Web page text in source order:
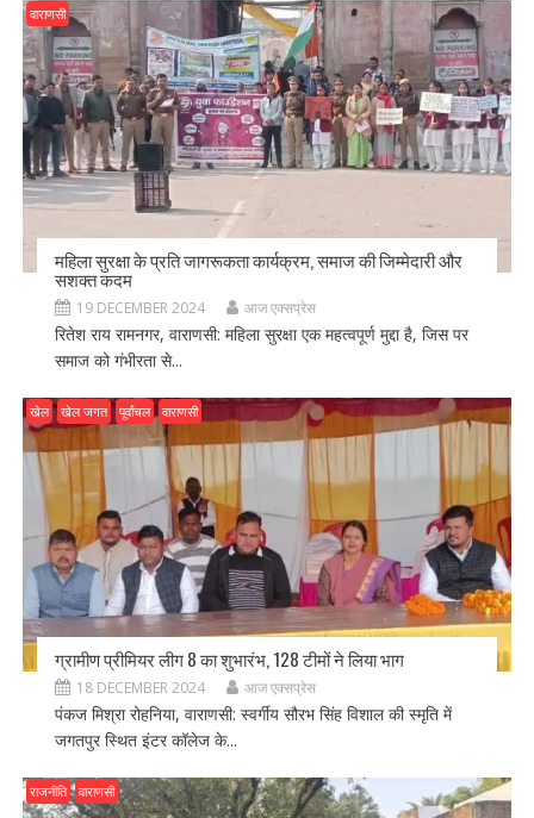
वाराणसी
महिला सुरक्षा के प्रति जागरूकता कार्यक्रम, समाज की जिम्मेदारी और
सशक्त कदम
19 DECEMBER 2024 आज एक्सप्रेस
रितेश राय रामनगर, वाराणसी: महिला सुरक्षा एक महत्वपूर्ण मुद्दा है, जिस पर
समाज को गंभीरता से...
खेल खेल जगत पूर्वांचल वाराणसी
ग्रामीण प्रीमियर लीग 8 का शुभारंभ, 128 टीमों ने लिया भाग
18 DECEMBER 2024 आज एक्सप्रेस
पंकज मिश्रा रोहनिया, वाराणसी: स्वर्गीय सौरभ सिंह विशाल की स्मृति में
जगतपुर स्थित इंटर कॉलेज के...
राजनीति वाराणसी